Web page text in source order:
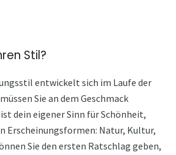
Stil?
entwickelt sich im Laufe der
Sie an dem Geschmack
dein eigener Sinn für Schönheit,
Erscheinungsformen: Natur, Kultur,
Sie den ersten Ratschlag geben,